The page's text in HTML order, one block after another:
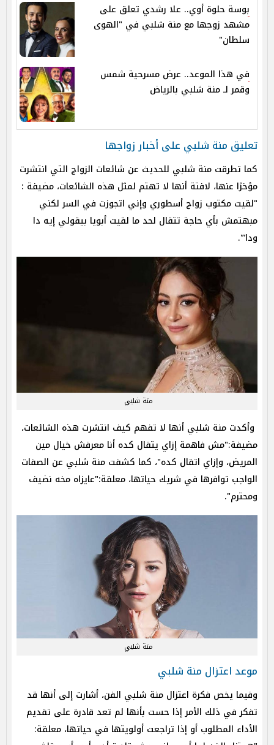
بوسة حلوة أوي.. علا رشدي تعلق على
مشهد زوجها مع منة شلبي في "الهوى
سلطان"
في هذا الموعد.. عرض مسرحية شمس
وقمر لـ منة شلبي بالرياض
تعليق منة شلبي على أخبار زواجها
كما تطرقت منة شلبي للحديث عن شائعات الزواج التي انتشرت
مؤخرًا عنها، لافتة أنها لا تهتم لمثل هذه الشائعات، مضيفة :
"لقيت مكتوب زواج أسطوري وإني اتجوزت في السر لكني
مبهتمش بأي حاجة تتقال لحد ما لقيت أبويا بيقولي إيه دا
ودا”'.
منة شلبي
وأكدت منة شلبي أنها لا تفهم كيف انتشرت هذه الشائعات،
مضيفة:"مش فاهمة إزاي يتقال كده أنا معرفش خيال مين
المريض، وإزاي اتقال كده"، كما كشفت منة شلبي عن الصفات
الواجب توافرها في شريك حياتها، معلقة:"عايزاه مخه نضيف
ومحترم".
منة شلبي
موعد اعتزال منة شلبي
وفيما يخص فكرة اعتزال منة شلبي الفن، أشارت إلى أنها قد
تفكر في ذلك الأمر إذا حست بأنها لم تعد قادرة على تقديم
الأداء المطلوب أو إذا تراجعت أولويتها في حياتها، معلقة: